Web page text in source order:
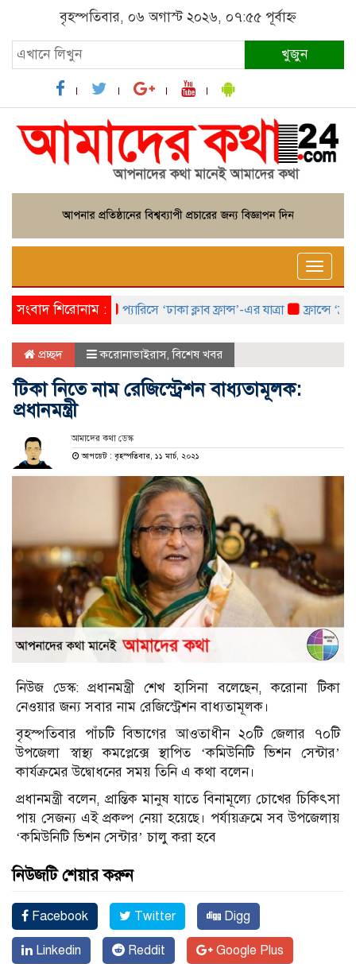
বৃহস্পতিবার, ০৬ অগাস্ট ২০২৬, ০৭:৫৫ পূর্বাহ্ন
খুজুন
Toggle
সংবাদ শিরোনাম :প্যারিসে ‘ঢাকা ক্লাব ফ্রান্স’-এর যাত্রা ফ্রান্সে
প্রচ্ছদ করোনাভাইরাস,বিশেষ খবর
টিকা নিতে নাম রেজিস্ট্রেশন বাধ্যতামূলক:
প্রধানমন্ত্রী
আমাদের কথা ডেস্ক
আপডেট : বৃহস্পতিবার, ১১ মার্চ, ২০২১
নিউজ ডেস্ক: প্রধানমন্ত্রী শেখ হাসিনা বলেছেন, করোনা টিকা
নেওয়ার জন্য সবার নাম রেজিস্ট্রেশন বাধ্যতামূলক।
বৃহস্পতিবার পাঁচটি বিভাগের আওতাধীন ২০টি জেলার ৭০টি
উপজেলা স্বাস্থ্য কমপ্লেক্সে স্থাপিত ‘কমিউনিটি ভিশন সেন্টার’
কার্যক্রমের উদ্বোধনের সময় তিনি এ কথা বলেন।
প্রধানমন্ত্রী বলেন, প্রান্তিক মানুষ যাতে বিনামূল্যে চোখের চিকিৎসা
পায় সেজন্য এই প্রকল্প নেয়া হয়েছে। পর্যায়ক্রমে সব উপজেলায়
‘কমিউনিটি ভিশন সেন্টার’ চালু করা হবে
নিউজটি শেয়ার করুন
Facebook Twitter Digg
Linkedin Reddit Google Plus